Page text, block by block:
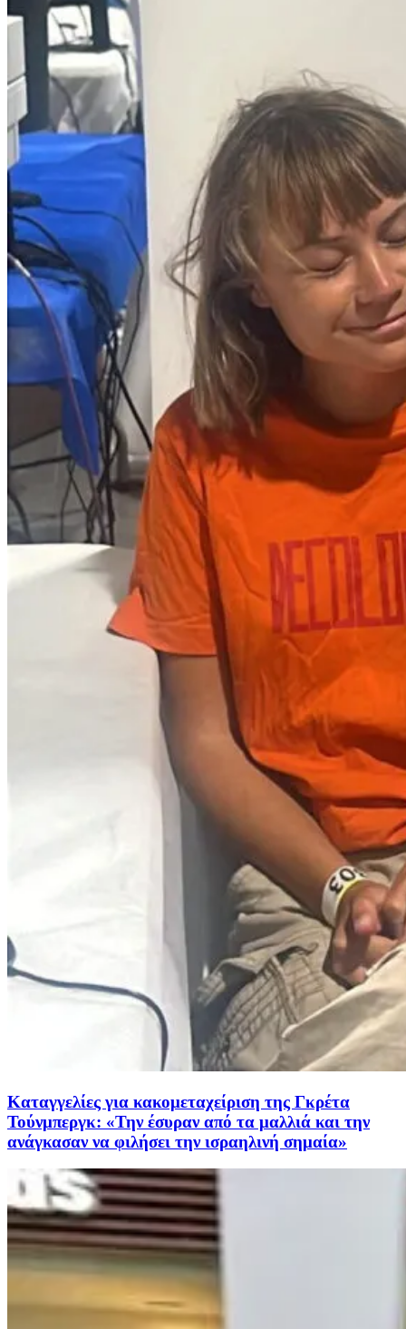
Καταγγελίες για κακομεταχείριση της Γκρέτα
Τούνμπεργκ: «Την έσυραν από τα μαλλιά και την
ανάγκασαν να φιλήσει την ισραηλινή σημαία»